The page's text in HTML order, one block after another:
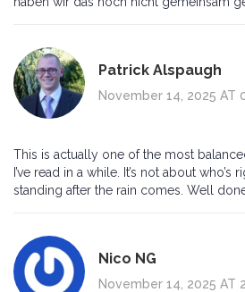
Patrick Alspaugh
November 14, 2025 AT
This is actually one of the most
I’ve read in a while. It’s not about who’s
standing after the rain comes. Well
Nico NG
November 14, 2025 AT